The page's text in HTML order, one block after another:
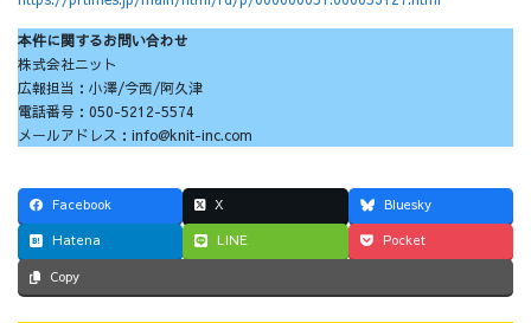
本件に関するお問い合わせ
株式会社ニット
広報担当：小澤/今西/阿久津
電話番号：050-5212-5574
メールアドレス：info@knit-inc.com
Facebook X
Bluesky
Hatena
LINE Pocket
Copy